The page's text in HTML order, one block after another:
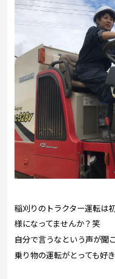
稲刈りのトラクター運転は
様になってませんか？笑
自分で言うなという声が聞
乗り物の運転がとっても好